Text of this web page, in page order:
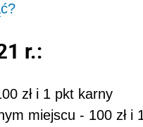
r.:
zł i 1 pkt karny
miejscu - 100 zł i